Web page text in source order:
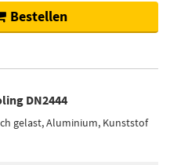
Bestellen
DN2444
gelast, Aluminium, Kunststof